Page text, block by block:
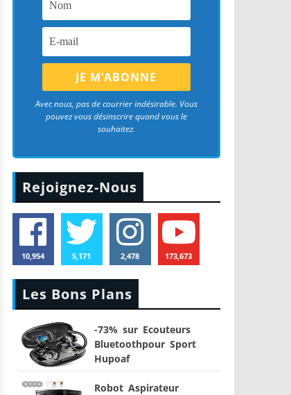
Avec nous, pas de courrier indésirable. Vous
pouvez vous désinscrire quand vous le
souhaitez.
Rejoignez-Nous
10,954 5,171 2,478 173,673
Les Bons Plans
-73% sur Ecouteurs
Bluetoothpour Sport
Hupoaf
Robot Aspirateur